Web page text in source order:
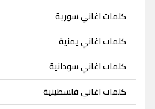
كلمات اغاني سورية
كلمات اغاني يمنية
كلمات اغاني سودانية
كلمات اغاني فلسطينية